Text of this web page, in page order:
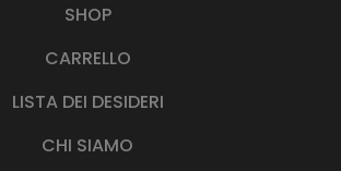
SHOP
CARRELLO
LISTA DEI DESIDERI
CHI SIAMO